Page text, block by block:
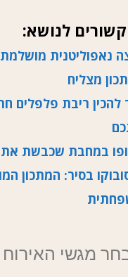
לנושא:
נאפוליטנית
מצליח
להכין ריבת פלפלים
במחבת שכבשת את
בסיר: המתכון
מגשי האירוח